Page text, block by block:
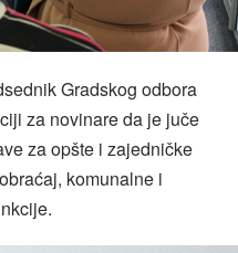
Gradskog odbora
za novinare da je juče
za opšte i zajedničke
komunalne i